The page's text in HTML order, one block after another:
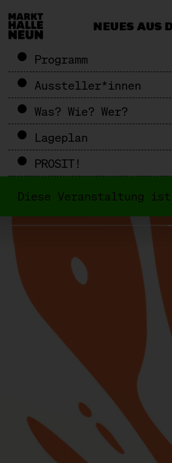
NEUES AUS
Programm
Aussteller*innen
Was? Wie? Wer?
Lageplan
PROSIT!
Diese Veranstaltung